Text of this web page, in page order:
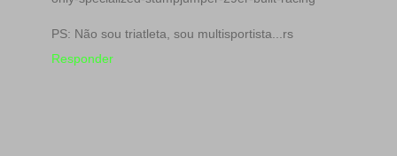
PS: Não sou triatleta, sou multisportista...rs
Responder